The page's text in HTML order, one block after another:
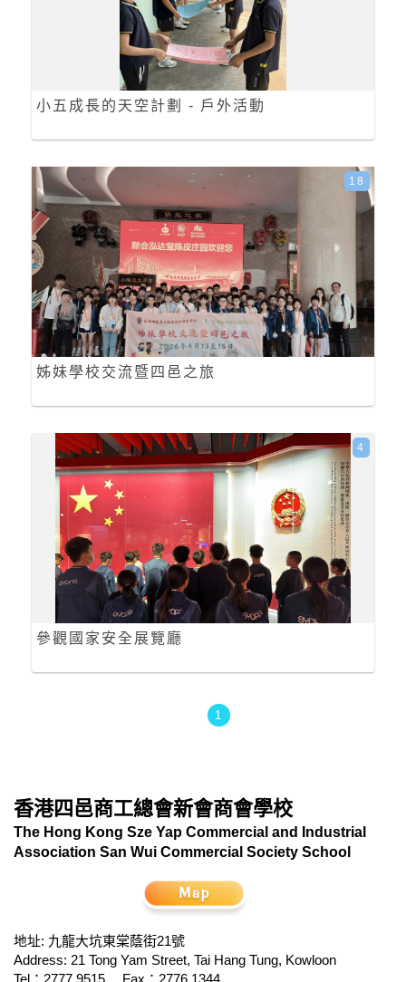
小五成長的天空計劃 - 戶外活動
姊妹學校交流暨四邑之旅
18
參觀國家安全展覽廳
4
1
香港四邑商工總會新會商會學校
The Hong Kong Sze Yap Commercial and Industrial
Association San Wui Commercial Society School
地址: 九龍大坑東棠蔭街21號
Address: 21 Tong Yam Street, Tai Hang Tung, Kowloon
Tel：2777 9515
Fax：2776 1344